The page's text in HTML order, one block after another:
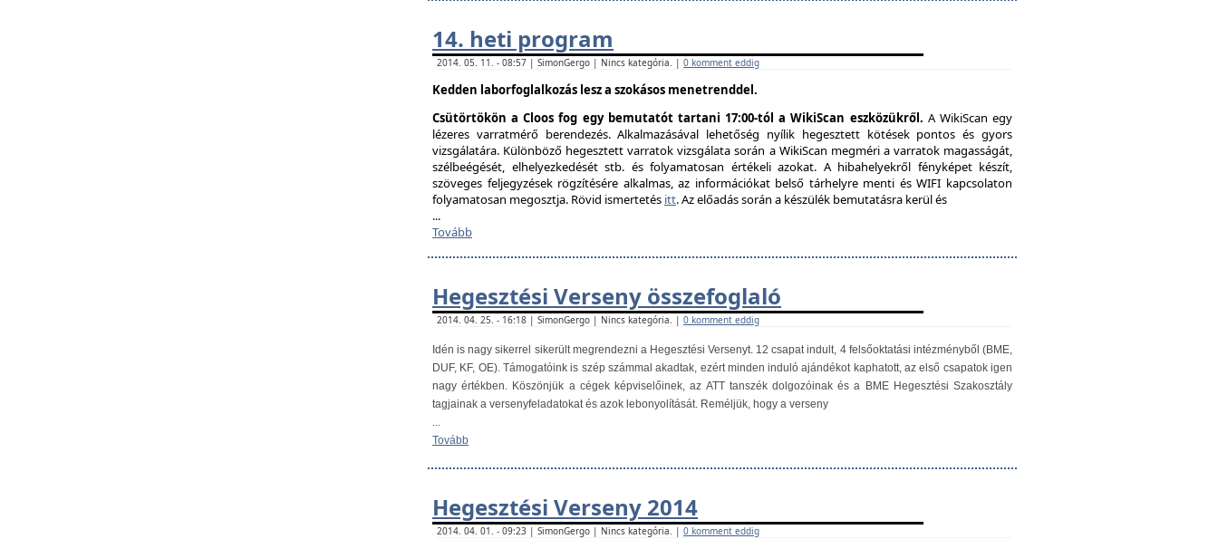
14. heti program
2014. 05. 11. - 08:57 | SimonGergo | Nincs kategória. | 0 komment eddig
Kedden laborfoglalkozás lesz a szokásos menetrenddel.
Csütörtökön a Cloos fog egy bemutatót tartani 17:00-tól a WikiScan eszközükről. A WikiScan egy
lézeres varratmérő berendezés. Alkalmazásával lehetőség nyílik hegesztett kötések pontos és gyors
vizsgálatára. Különböző hegesztett varratok vizsgálata során a WikiScan megméri a varratok magasságát,
szélbeégését, elhelyezkedését stb. és folyamatosan értékeli azokat. A hibahelyekről fényképet készít,
szöveges feljegyzések rögzítésére alkalmas, az információkat belső tárhelyre menti és WIFI kapcsolaton
folyamatosan megosztja. Rövid ismertetés itt. Az előadás során a készülék bemutatásra kerül és
...
Tovább
Hegesztési Verseny összefoglaló
2014. 04. 25. - 16:18 | SimonGergo | Nincs kategória. | 0 komment eddig
Idén is nagy sikerrel sikerült megrendezni a Hegesztési Versenyt. 12 csapat indult, 4 felsőoktatási intézményből (BME,
DUF, KF, OE). Támogatóink is szép számmal akadtak, ezért minden induló ajándékot kaphatott, az első csapatok igen
nagy értékben. Köszönjük a cégek képviselőinek, az ATT tanszék dolgozóinak és a BME Hegesztési Szakosztály
tagjainak a versenyfeladatokat és azok lebonyolítását. Reméljük, hogy a verseny
...
Tovább
Hegesztési Verseny 2014
2014. 04. 01. - 09:23 | SimonGergo | Nincs kategória. | 0 komment eddig